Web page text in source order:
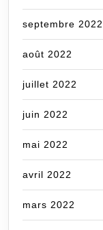
septembre 2022
août 2022
juillet 2022
juin 2022
mai 2022
avril 2022
mars 2022